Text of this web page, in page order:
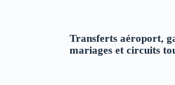
Transferts aéroport,
mariages et circuits